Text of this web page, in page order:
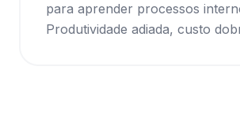
para aprender processos
Produtividade adiada, custo